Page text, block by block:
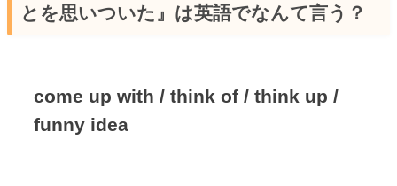
とを思いついた』は英語でなんて言う？
come up with / think of / think up /
funny idea